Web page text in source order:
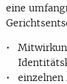
eine